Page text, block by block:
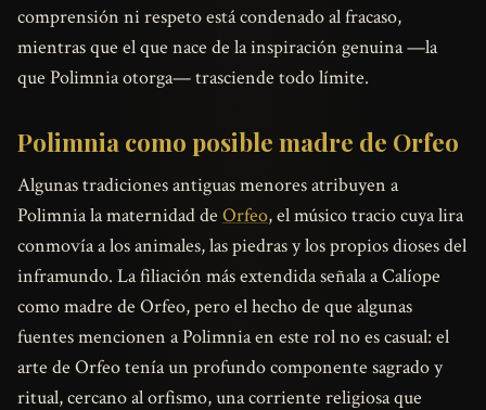
comprensión ni respeto está condenado al fracaso,
mientras que el que nace de la inspiración genuina —la
que Polimnia otorga— trasciende todo límite.
Polimnia como posible madre de Orfeo
Algunas tradiciones antiguas menores atribuyen a
Polimnia la maternidad de Orfeo, el músico tracio cuya lira
conmovía a los animales, las piedras y los propios dioses del
inframundo. La filiación más extendida señala a Calíope
como madre de Orfeo, pero el hecho de que algunas
fuentes mencionen a Polimnia en este rol no es casual: el
arte de Orfeo tenía un profundo componente sagrado y
ritual, cercano al orfismo, una corriente religiosa que